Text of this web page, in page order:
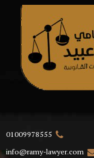
01009978555
info@ramy-lawyer.com